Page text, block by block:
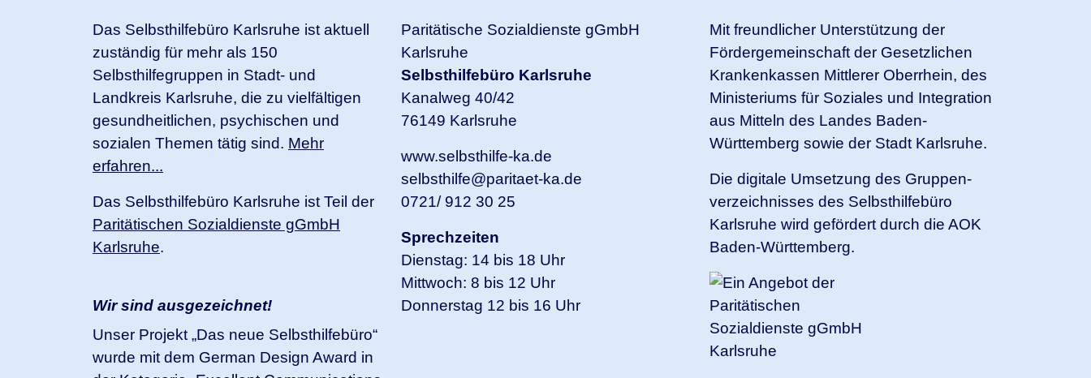
Das Selbsthilfebüro Karlsruhe ist aktuell
zuständig für mehr als 150
Selbsthilfegruppen in Stadt- und
Landkreis Karlsruhe, die zu vielfältigen
gesundheitlichen, psychischen und
sozialen Themen tätig sind. Mehr
erfahren...
Das Selbsthilfebüro Karlsruhe ist Teil der
Paritätischen Sozialdienste gGmbH
Karlsruhe.
Wir sind ausgezeichnet!
Unser Projekt „Das neue Selbsthilfebüro“
wurde mit dem German Design Award in
Paritätische Sozialdienste gGmbH
Karlsruhe
Selbsthilfebüro Karlsruhe
Kanalweg 40/42
76149 Karlsruhe
www.selbsthilfe-ka.de
selbsthilfe@paritaet-ka.de
0721/ 912 30 25
Sprechzeiten
Dienstag: 14 bis 18 Uhr
Mittwoch: 8 bis 12 Uhr
Donnerstag 12 bis 16 Uhr
Mit freundlicher Unterstützung der
Fördergemeinschaft der Gesetzlichen
Krankenkassen Mittlerer Oberrhein, des
Ministeriums für Soziales und Integration
aus Mitteln des Landes Baden-
Württemberg sowie der Stadt Karlsruhe.
Die digitale Umsetzung des Gruppen­
verzeichnisses des Selbsthilfebüro
Karlsruhe wird gefördert durch die AOK
Baden-Württemberg.